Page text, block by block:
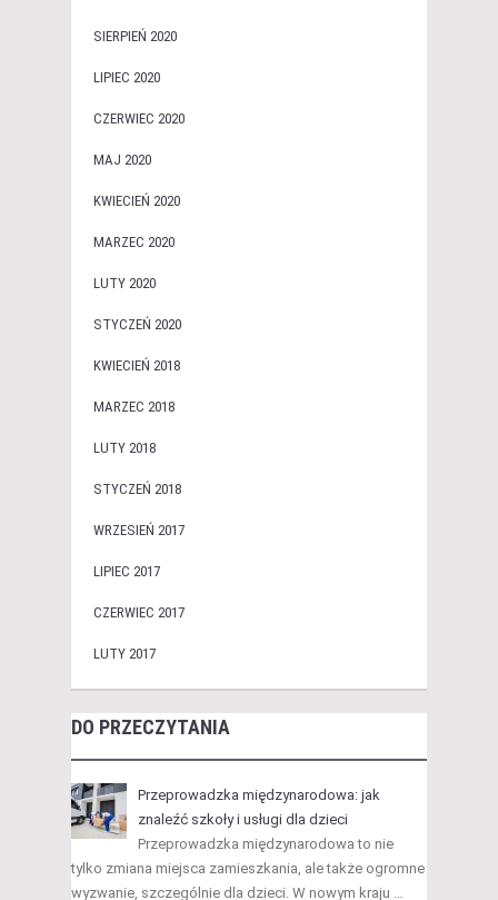
SIERPIEŃ 2020
LIPIEC 2020
CZERWIEC 2020
MAJ 2020
KWIECIEŃ 2020
MARZEC 2020
LUTY 2020
STYCZEŃ 2020
KWIECIEŃ 2018
MARZEC 2018
LUTY 2018
STYCZEŃ 2018
WRZESIEŃ 2017
LIPIEC 2017
CZERWIEC 2017
LUTY 2017
DO PRZECZYTANIA
Przeprowadzka międzynarodowa: jak
znaleźć szkoły i usługi dla dzieci
Przeprowadzka międzynarodowa to nie
tylko zmiana miejsca zamieszkania, ale także ogromne
wyzwanie, szczególnie dla dzieci. W nowym kraju …